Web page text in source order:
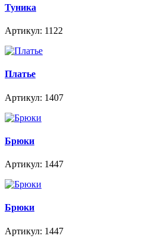
Туника
Артикул: 1122
Платье
Артикул: 1407
Брюки
Артикул: 1447
Брюки
Артикул: 1447